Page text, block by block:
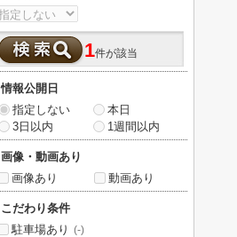
1件が該当
情報公開日
指定しない
本日
3日以内
1週間以内
画像・動画あり
画像あり
動画あり
こだわり条件
駐車場あり
(-)